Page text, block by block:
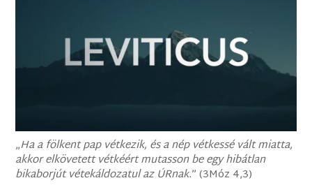
„Ha a fölkent pap vétkezik, és a nép vétkessé vált miatta,
akkor elkövetett vétkéért mutasson be egy hibátlan
bikaborjút vétekáldozatul az ÚRnak.” (3Móz 4,3)